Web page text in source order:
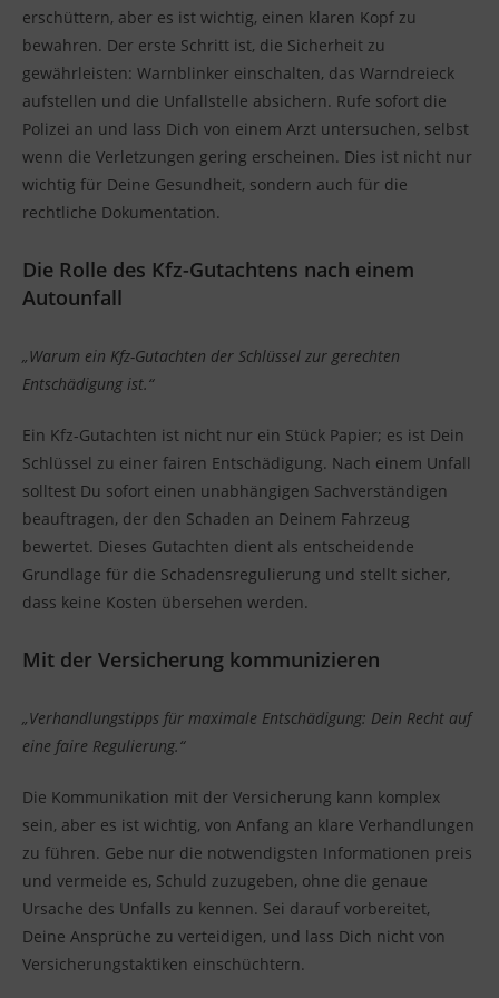
erschüttern, aber es ist wichtig, einen klaren Kopf zu
bewahren. Der erste Schritt ist, die Sicherheit zu
gewährleisten: Warnblinker einschalten, das Warndreieck
aufstellen und die Unfallstelle absichern. Rufe sofort die
Polizei an und lass Dich von einem Arzt untersuchen, selbst
wenn die Verletzungen gering erscheinen. Dies ist nicht nur
wichtig für Deine Gesundheit, sondern auch für die
rechtliche Dokumentation.
Die Rolle des Kfz-Gutachtens nach einem
Autounfall
„Warum ein Kfz-Gutachten der Schlüssel zur gerechten
Entschädigung ist.“
Ein Kfz-Gutachten ist nicht nur ein Stück Papier; es ist Dein
Schlüssel zu einer fairen Entschädigung. Nach einem Unfall
solltest Du sofort einen unabhängigen Sachverständigen
beauftragen, der den Schaden an Deinem Fahrzeug
bewertet. Dieses Gutachten dient als entscheidende
Grundlage für die Schadensregulierung und stellt sicher,
dass keine Kosten übersehen werden.
Mit der Versicherung kommunizieren
„Verhandlungstipps für maximale Entschädigung: Dein Recht auf
eine faire Regulierung.“
Die Kommunikation mit der Versicherung kann komplex
sein, aber es ist wichtig, von Anfang an klare Verhandlungen
zu führen. Gebe nur die notwendigsten Informationen preis
und vermeide es, Schuld zuzugeben, ohne die genaue
Ursache des Unfalls zu kennen. Sei darauf vorbereitet,
Deine Ansprüche zu verteidigen, und lass Dich nicht von
Versicherungstaktiken einschüchtern.